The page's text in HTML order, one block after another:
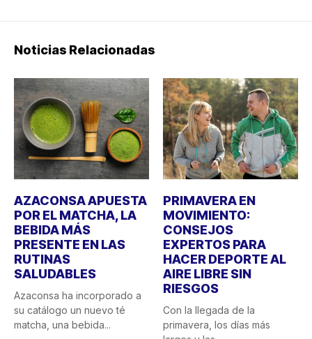
Noticias Relacionadas
AZACONSA APUESTA
POR EL MATCHA, LA
BEBIDA MÁS
PRESENTE EN LAS
RUTINAS
SALUDABLES
Azaconsa ha incorporado a
su catálogo un nuevo té
matcha, una bebida...
PRIMAVERA EN
MOVIMIENTO:
CONSEJOS
EXPERTOS PARA
HACER DEPORTE AL
AIRE LIBRE SIN
RIESGOS
Con la llegada de la
primavera, los días más